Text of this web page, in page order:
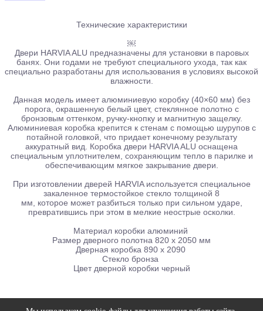
Технические характеристики
￼
Двери HARVIA ALU предназначены для установки в паровых
банях. Они годами не требуют специального ухода, так как
специально разработаны для использования в условиях высокой
влажности.
Данная модель имеет алюминиевую коробку (40×60 мм) без
порога, окрашенную белый цвет, стеклянное полотно с
бронзовым оттенком, ручку-кнопку и магнитную защелку.
Алюминиевая коробка крепится к стенам с помощью шурупов с
потайной головкой, что придает конечному результату
аккуратный вид. Коробка двери HARVIA ALU оснащена
специальным уплотнителем, сохраняющим тепло в парилке и
обеспечивающим мягкое закрывание двери.
При изготовлении дверей HARVIA используется специальное
закаленное термостойкое стекло толщиной 8
мм, которое может разбиться только при сильном ударе,
превратившись при этом в мелкие неострые осколки.
Материал коробки алюминий
Размер дверного полотна 820 x 2050 мм
Дверная коробка 890 x 2090
Стекло бронза
Цвет дверной коробки черный